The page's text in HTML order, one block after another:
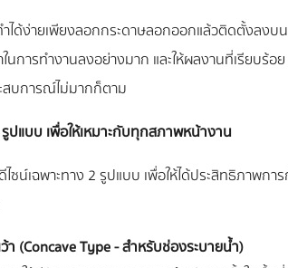
ได้ง่ายเพียงลอกกระดาษลอกออกแล้วติดตั้งลงบ
ในการทำงานลงอย่างมาก และให้ผลงานที่เรียบร้
สบการณ์ไม่มากก็ตาม
รูปแบบ เพื่อให้เหมาะกับทุกสภาพหน้างาน
ดีไซน์เฉพาะทาง 2 รูปแบบ เพื่อให้ได้ประสิทธิภาพ
า (Concave Type - สำหรับช่องระบายน้ำ)